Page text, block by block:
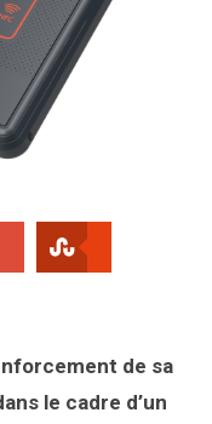
de sa
le cadre d’un